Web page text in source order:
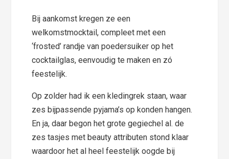
Bij aankomst kregen ze een
welkomstmocktail, compleet met een
‘frosted’ randje van poedersuiker op het
cocktailglas, eenvoudig te maken en zó
feestelijk.
Op zolder had ik een kledingrek staan, waar
zes bijpassende pyjama’s op konden hangen.
En ja, daar begon het grote gegiechel al. de
zes tasjes met beauty attributen stond klaar
waardoor het al heel feestelijk oogde bij